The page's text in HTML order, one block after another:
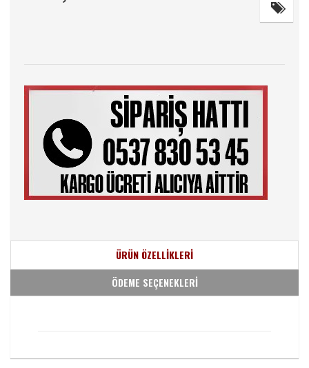
ÜRÜN ÖZELLİKLERİ
ÖDEME SEÇENEKLERİ